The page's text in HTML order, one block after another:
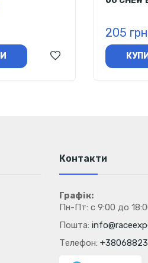
Gums
75 г
205 грн
Контакти
Графік:
Пн-Пт: с 9:00 до
Пошта:
Телефон: